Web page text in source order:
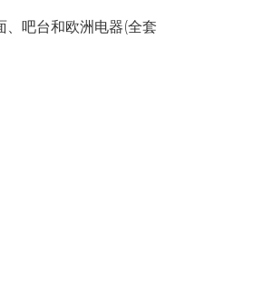
吧台和欧洲电器(全套